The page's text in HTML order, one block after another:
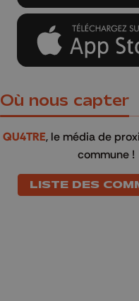
Où nous capter
QU4TRE, le média de
commune !
LISTE DES